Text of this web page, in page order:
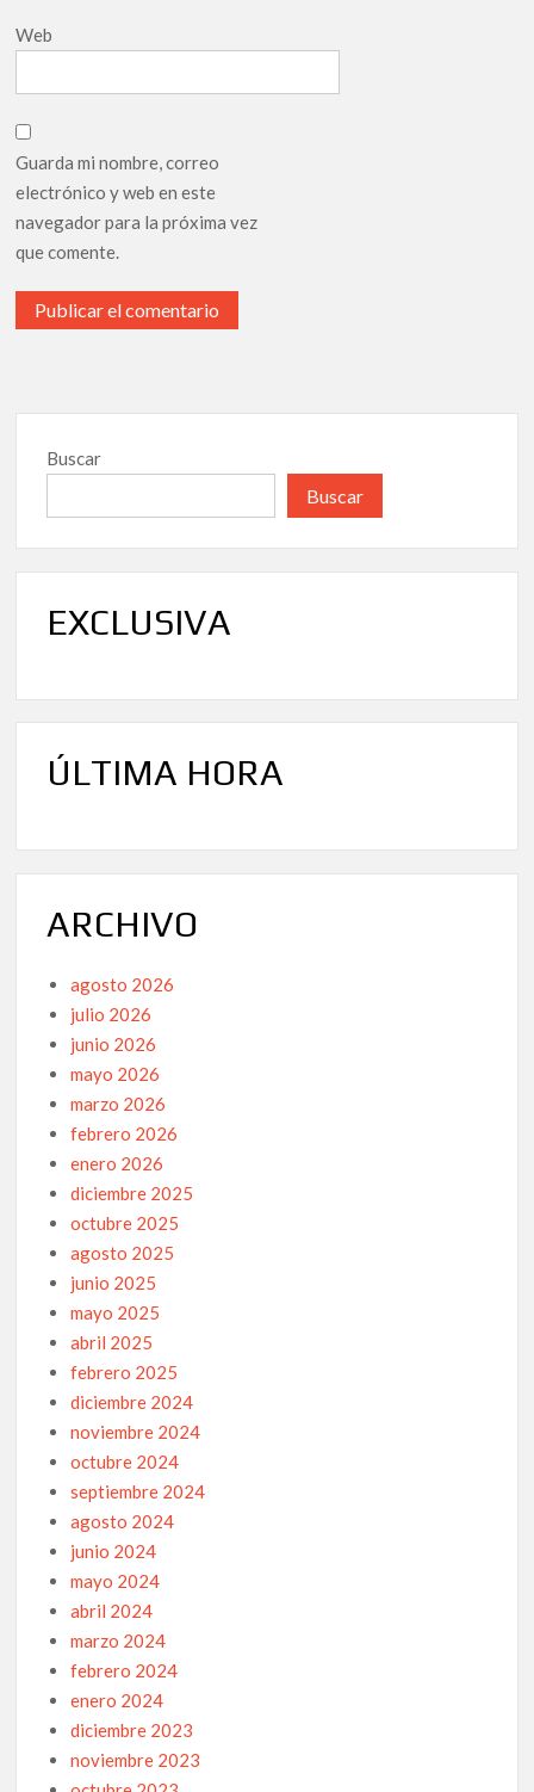
Web
Guarda mi nombre, correo
electrónico y web en este
navegador para la próxima vez
que comente.
Buscar
Buscar
EXCLUSIVA
ÚLTIMA HORA
ARCHIVO
agosto 2026
julio 2026
junio 2026
mayo 2026
marzo 2026
febrero 2026
enero 2026
diciembre 2025
octubre 2025
agosto 2025
junio 2025
mayo 2025
abril 2025
febrero 2025
diciembre 2024
noviembre 2024
octubre 2024
septiembre 2024
agosto 2024
junio 2024
mayo 2024
abril 2024
marzo 2024
febrero 2024
enero 2024
diciembre 2023
noviembre 2023